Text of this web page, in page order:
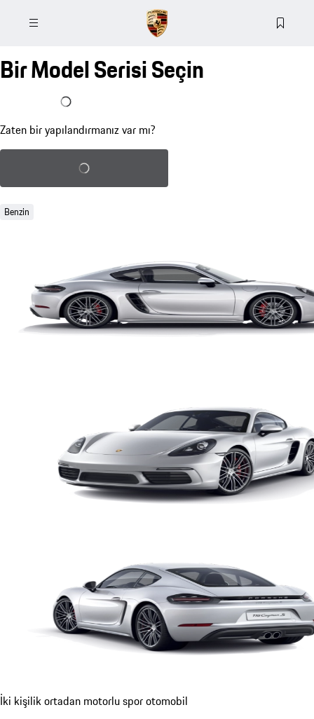
Bir Model Serisi Seçin
Zaten bir yapılandırmam var
Zaten bir yapılandırmanız var mı?
Kayıtlı yapılandırmayı yükle
Benzin
İki kişilik ortadan motorlu spor otomobil